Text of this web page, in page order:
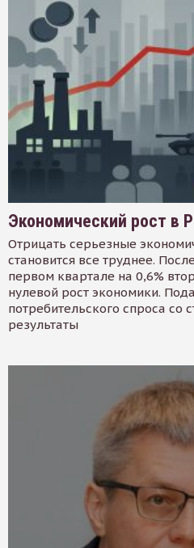
Экономический рост в
Отрицать серьезные
становится все труднее.
первом квартале на 0,6%
нулевой рост экономики.
потребительского спроса со
результаты